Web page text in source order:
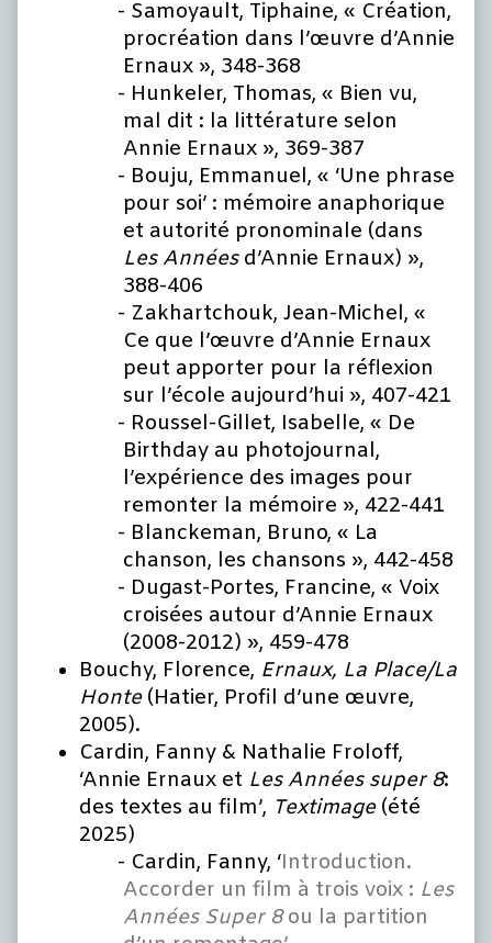
Samoyault, Tiphaine, « Création,
procréation dans l’œuvre d’Annie
Ernaux », 348-368
Hunkeler, Thomas, « Bien vu,
mal dit : la littérature selon
Annie Ernaux », 369-387
Bouju, Emmanuel, « ‘Une phrase
pour soi’ : mémoire anaphorique
et autorité pronominale (dans
Les Annéesd’Annie Ernaux) »,
388-406
Zakhartchouk, Jean-Michel, «
Ce que l’œuvre d’Annie Ernaux
peut apporter pour la réflexion
sur l’école aujourd’hui », 407-421
Roussel-Gillet, Isabelle, « De
Birthday au photojournal,
l’expérience des images pour
remonter la mémoire », 422-441
Blanckeman, Bruno, « La
chanson, les chansons », 442-458
Dugast-Portes, Francine, « Voix
croisées autour d’Annie Ernaux
(2008-2012) », 459-478
Bouchy, Florence, Ernaux, La Place/La
Honte(Hatier, Profil d’une œuvre,
2005).
Cardin, Fanny & Nathalie Froloff,
‘Annie Ernaux et Les Années super 8:
des textes au film’, Textimage (été
2025)
Cardin, Fanny, ‘Introduction.
Accorder un film à trois voix : Les
Années Super 8ou la partition